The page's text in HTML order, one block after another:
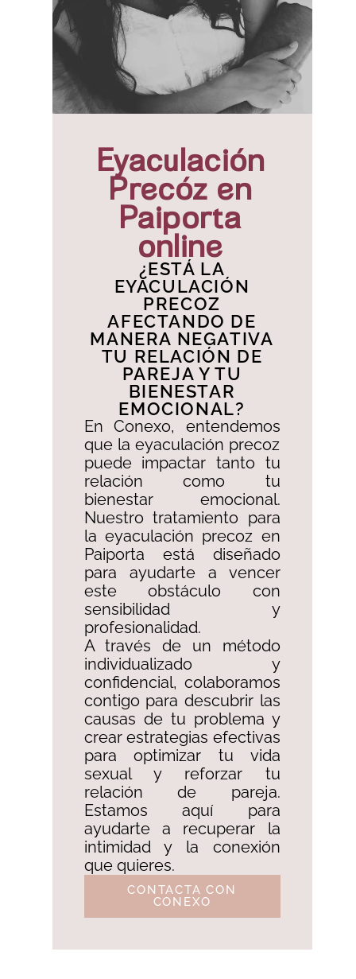
Eyaculación
Precóz en
Paiporta
online
¿ESTÁ LA
EYACULACIÓN
PRECOZ
AFECTANDO DE
MANERA NEGATIVA
TU RELACIÓN DE
PAREJA Y TU
BIENESTAR
EMOCIONAL?​
En Conexo, entendemos
que la eyaculación precoz
puede impactar tanto tu
relación como tu
bienestar emocional.
Nuestro tratamiento para
la eyaculación precoz en
Paiporta está diseñado
para ayudarte a vencer
este obstáculo con
sensibilidad y
profesionalidad. ​
A través de un método
individualizado y
confidencial, colaboramos
contigo para descubrir las
causas de tu problema y
crear estrategias efectivas
para optimizar tu vida
sexual y reforzar tu
relación de pareja.
Estamos aquí para
ayudarte a recuperar la
intimidad y la conexión
que quieres.
CONTACTA CON
CONEXO